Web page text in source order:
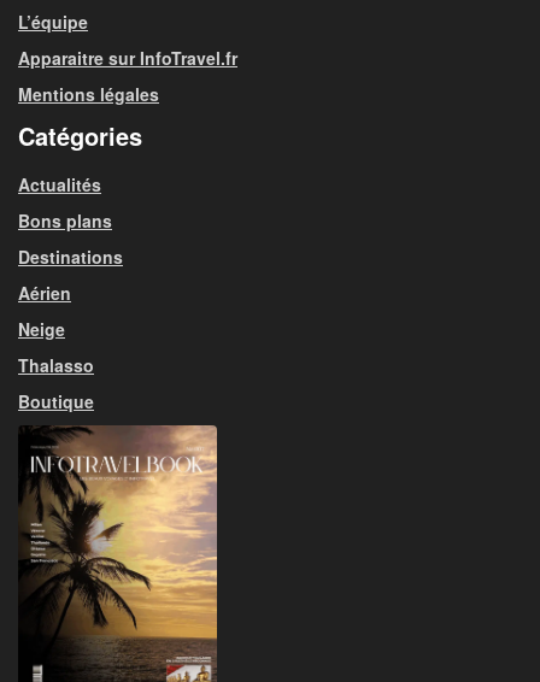
L’équipe
Apparaitre sur InfoTravel.fr
Mentions légales
Catégories
Actualités
Bons plans
Destinations
Aérien
Neige
Thalasso
Boutique